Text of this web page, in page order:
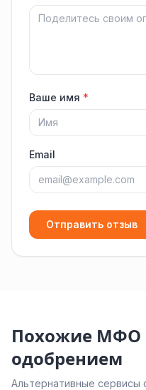
Ваше имя *
Email
Отправить отзыв
Похожие МФО
одобрением
Альтернативные